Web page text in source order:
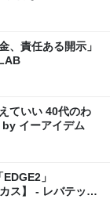
責任ある開示」
ていい 40代のわ
by イーアイデム
」
ス】 - レバテック